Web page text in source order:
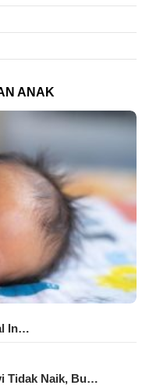
ANAK
In…
Tidak Naik, Bu…